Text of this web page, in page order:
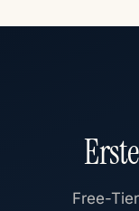
Free-